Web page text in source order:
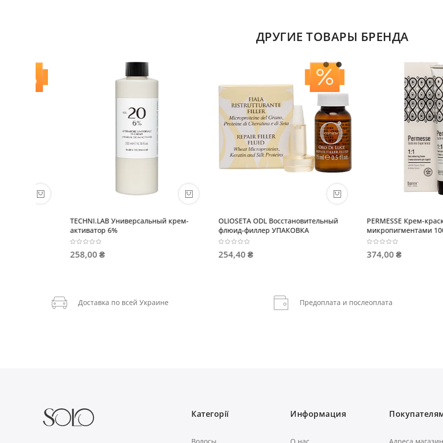
ДРУГИЕ ТОВАРЫ БРЕНДА
TECHNI.LAB Универсальный крем-
активатор 6%
258,00 ₴
OLIOSETA ODL Восстановительный
флюид-филлер УПАКОВКА
254,40 ₴
PERMESSE Крем-краска с
микропигментами 100мл
374,00 ₴
Доставка по всей Украине Предоплата и послеоплата
Категорії
Волосы
Информация
О нас Адреса